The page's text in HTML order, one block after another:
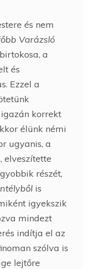
és nem
Varázsló
a
és
Ezzel a
korrekt
élünk némi
ugyanis, a
elveszítette
részét,
is
igyekszik
mindezt
indítja el az
szólva is
lejtőre